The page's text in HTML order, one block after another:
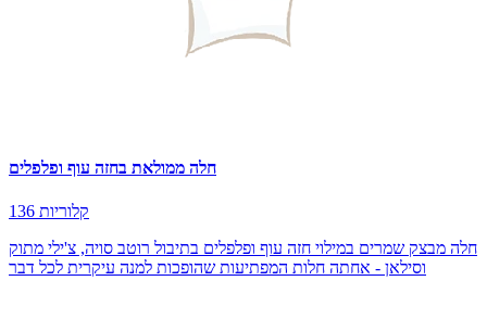
חלה ממולאת בחזה עוף ופלפלים
136 קלוריות
חלה מבצק שמרים במילוי חזה עוף ופלפלים בתיבול רוטב סויה, צ'ילי מתוק
וסילאן - אחתה חלות המפתיעות שהופכות למנה עיקרית לכל דבר